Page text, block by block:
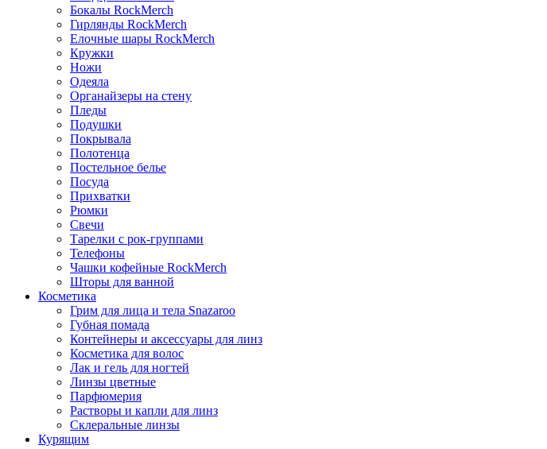
Бокалы RockMerch
Гирлянды RockMerch
Елочные шары RockMerch
Кружки
Ножи
Одеяла
Органайзеры на стену
Пледы
Подушки
Покрывала
Полотенца
Постельное белье
Посуда
Прихватки
Рюмки
Свечи
Тарелки с рок-группами
Телефоны
Чашки кофейные RockMerch
Шторы для ванной
Косметика
Грим для лица и тела Snazaroo
Губная помада
Контейнеры и аксессуары для линз
Косметика для волос
Лак и гель для ногтей
Линзы цветные
Парфюмерия
Растворы и капли для линз
Склеральные линзы
Курящим